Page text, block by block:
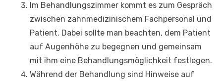
Im Behandlungszimmer kommt es zum Gespräch
zwischen zahnmedizinischem Fachpersonal und
Patient. Dabei sollte man beachten, dem Patient
auf Augenhöhe zu begegnen und gemeinsam
mit ihm eine Behandlungsmöglichkeit festlegen.
Während der Behandlung sind Hinweise auf